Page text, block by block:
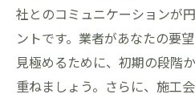
社とのコミュニケーションが
ントです。業者があなたの要
見極めるために、初期の段階
重ねましょう。さらに、施工